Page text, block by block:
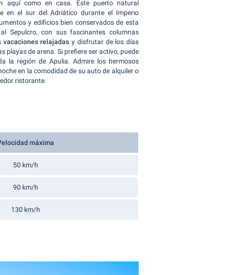
aquí como en casa. Este puerto natural
en el sur del Adriático durante el Imperio
y edificios bien conservados de esta
Sepulcro, con sus fascinantes columnas
vacaciones relajadas y disfrutar de los días
playas de arena. Si prefiere ser activo, puede
la región de Apulia. Admire los hermosos
en la comodidad de su auto de alquiler o
ristorante.
máxima
50 km/h
90 km/h
130 km/h